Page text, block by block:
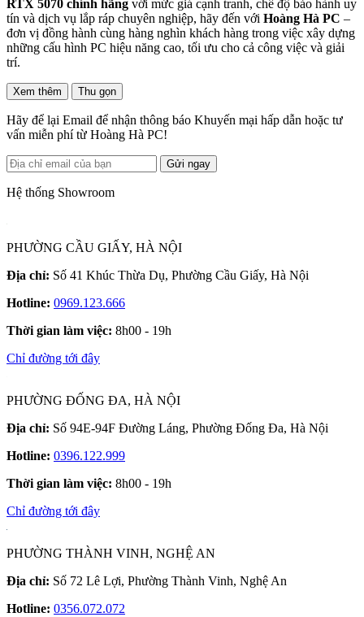
RTX 5070 chính hãng với mức giá cạnh tranh, chế độ bảo hành uy
tín và dịch vụ lắp ráp chuyên nghiệp, hãy đến với Hoàng Hà PC –
đơn vị đồng hành cùng hàng nghìn khách hàng trong việc xây dựng
những cấu hình PC hiệu năng cao, tối ưu cho cả công việc và giải
trí.
Xem thêm Thu gọn
Hãy để lại Email để nhận thông báo Khuyến mại hấp dẫn hoặc tư
vấn miễn phí từ Hoàng Hà PC!
Gửi ngay
Hệ thống Showroom
PHƯỜNG CẦU GIẤY, HÀ NỘI
Địa chỉ: Số 41 Khúc Thừa Dụ, Phường Cầu Giấy, Hà Nội
Hotline: 0969.123.666
Thời gian làm việc: 8h00 - 19h
Chỉ đường tới đây
PHƯỜNG ĐỐNG ĐA, HÀ NỘI
Địa chỉ: Số 94E-94F Đường Láng, Phường Đống Đa, Hà Nội
Hotline: 0396.122.999
Thời gian làm việc: 8h00 - 19h
Chỉ đường tới đây
PHƯỜNG THÀNH VINH, NGHỆ AN
Địa chỉ: Số 72 Lê Lợi, Phường Thành Vinh, Nghệ An
Hotline: 0356.072.072